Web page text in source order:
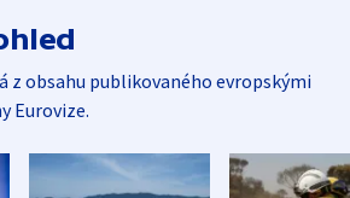
z obsahu publikovaného evropskými
Eurovize.